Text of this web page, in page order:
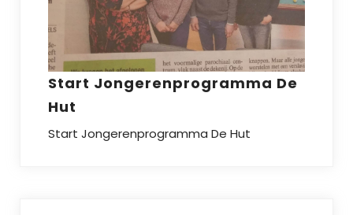
Start Jongerenprogramma De
Hut
Start Jongerenprogramma De Hut